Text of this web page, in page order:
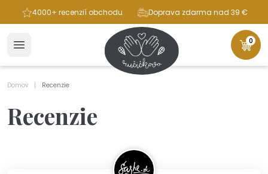
4000+ recenzií obchodu Doprava zdarma nad 39 €
0
Domov Recenzie
Recenzie